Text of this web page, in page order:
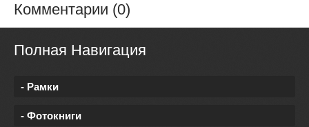
Комментарии (0)
Полная Навигация
- Рамки
- Фотокниги